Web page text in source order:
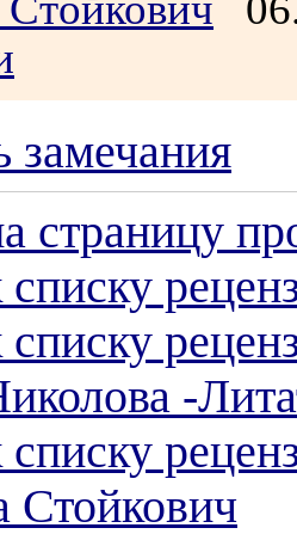
замечания
страницу
-
Стойкович